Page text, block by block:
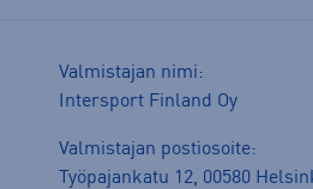
Valmistajan nimi:
Intersport Finland Oy
Valmistajan postiosoite:
Työpajankatu 12, 00580